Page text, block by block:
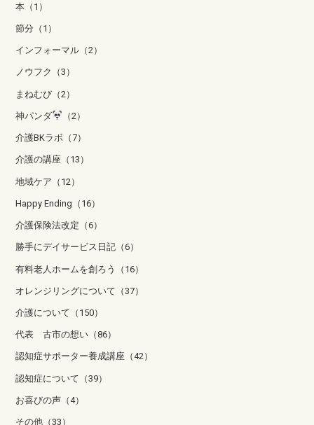
本（1）
節分（1）
インフォーマル（2）
ノウフク（3）
まねむび（2）
神パンダ （2）
介護BKラボ（7）
介護の講座（13）
地域ケア（12）
Happy Ending（16）
介護保険法改定（6）
勝手にデイサービス日記（6）
有料老人ホームを創ろう（16）
オレンジリングについて（37）
介護について（150）
代表 古市の想い（86）
認知症サポーター養成講座（42）
認知症について（39）
お喜びの声（4）
その他（33）